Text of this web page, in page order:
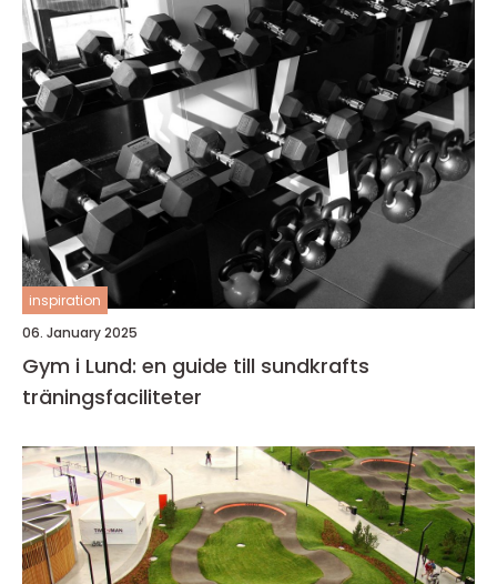
inspiration
06. January 2025
Gym i Lund: en guide till sundkrafts
träningsfaciliteter